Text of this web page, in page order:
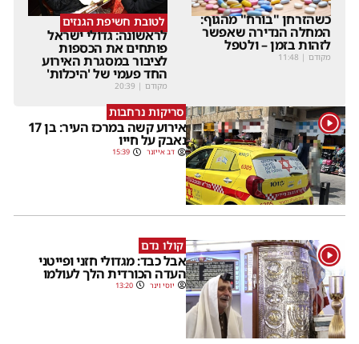
כשהזרחן "בורח" מהגוף:
המחלה הנדירה שאפשר
לזהות בזמן – ולטפל
מקודם |
11:48
לטובת חשיפת הגנזים
לראשונה: גדולי ישראל
פותחים את הכספות
לציבור במסגרת האירוע
החד פעמי של 'היכלות'
מקודם |
20:39
1 סריקות נרחבות
אירוע קשה במרכז העיר: בן 17
נאבק על חייו
דב אייזנר 15:39
1 קולו נדם
אבל כבד: מגדולי חזני ופייטני
העדה הכורדית הלך לעולמו
יוסי וינר 13:20